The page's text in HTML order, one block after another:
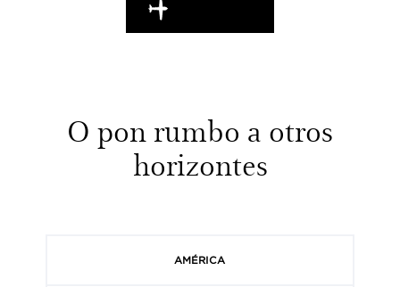
O pon rumbo a otros
horizontes
AMÉRICA